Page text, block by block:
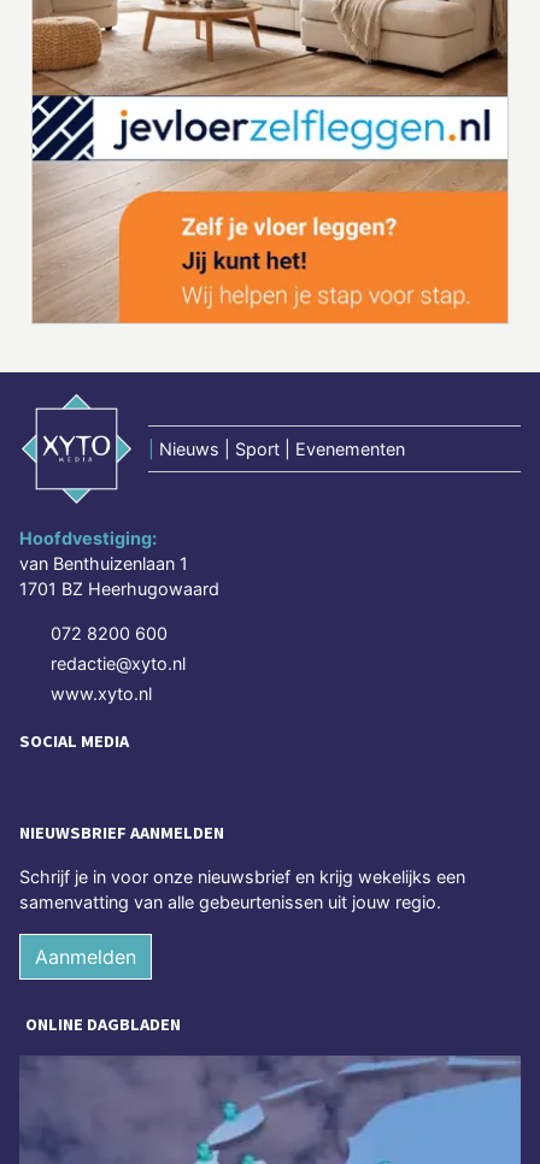
Nieuws | Sport | Evenementen
Hoofdvestiging:
van Benthuizenlaan 1
1701 BZ Heerhugowaard
072 8200 600
redactie@xyto.nl
www.xyto.nl
SOCIAL MEDIA
NIEUWSBRIEF AANMELDEN
Schrijf je in voor onze nieuwsbrief en krijg wekelijks een
samenvatting van alle gebeurtenissen uit jouw regio.
Aanmelden
ONLINE DAGBLADEN